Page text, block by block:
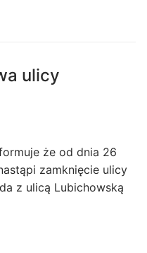
ulicy
że od dnia 26
zamknięcie ulicy
z ulicą Lubichowską